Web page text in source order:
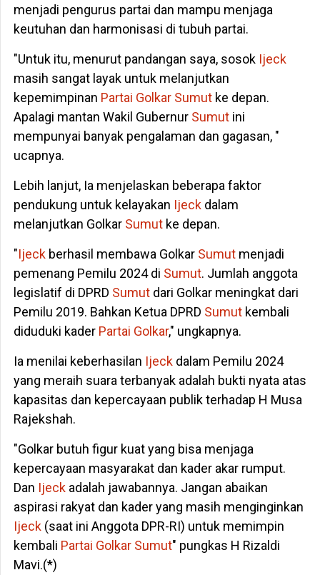
menjadi pengurus partai dan mampu menjaga
keutuhan dan harmonisasi di tubuh partai.
"Untuk itu, menurut pandangan saya, sosok Ijeck
masih sangat layak untuk melanjutkan
kepemimpinan Partai Golkar Sumutke depan.
Apalagi mantan Wakil Gubernur Sumutini
mempunyai banyak pengalaman dan gagasan, "
ucapnya.
Lebih lanjut, Ia menjelaskan beberapa faktor
pendukung untuk kelayakan Ijeckdalam
melanjutkan Golkar Sumutke depan.
"Ijeckberhasil membawa Golkar Sumutmenjadi
pemenang Pemilu 2024 di Sumut. Jumlah anggota
legislatif di DPRD Sumutdari Golkar meningkat dari
Pemilu 2019. Bahkan Ketua DPRD Sumutkembali
diduduki kader Partai Golkar," ungkapnya.
Ia menilai keberhasilan Ijeckdalam Pemilu 2024
yang meraih suara terbanyak adalah bukti nyata atas
kapasitas dan kepercayaan publik terhadap H Musa
Rajekshah.
"Golkar butuh figur kuat yang bisa menjaga
kepercayaan masyarakat dan kader akar rumput.
Dan Ijeckadalah jawabannya. Jangan abaikan
aspirasi rakyat dan kader yang masih menginginkan
Ijeck(saat ini Anggota DPR-RI) untuk memimpin
kembali Partai Golkar Sumut" pungkas H Rizaldi
Mavi.(*)